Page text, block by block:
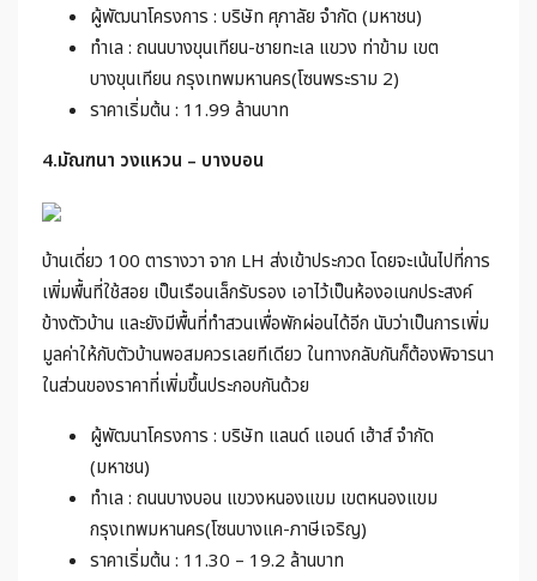
ผู้พัฒนาโครงการ : บริษัท ศุภาลัย จำกัด (มหาชน)
ทำเล : ถนนบางขุนเทียน-ชายทะเล แขวง ท่าข้าม เขต
บางขุนเทียน กรุงเทพมหานคร(โซนพระราม 2)
ราคาเริ่มต้น : 11.99 ล้านบาท
4.มัณฑนา วงแหวน – บางบอน
บ้านเดี่ยว 100 ตารางวา จาก LH ส่งเข้าประกวด โดยจะเน้นไปที่การ
เพิ่มพื้นที่ใช้สอย เป็นเรือนเล็กรับรอง เอาไว้เป็นห้องอเนกประสงค์
ข้างตัวบ้าน และยังมีพื้นที่ทำสวนเพื่อพักผ่อนได้อีก นับว่าเป็นการเพิ่ม
มูลค่าให้กับตัวบ้านพอสมควรเลยทีเดียว ในทางกลับกันก็ต้องพิจารนา
ในส่วนของราคาที่เพิ่มขึ้นประกอบกันด้วย
ผู้พัฒนาโครงการ : บริษัท แลนด์ แอนด์ เฮ้าส์ จำกัด
(มหาชน)
ทำเล : ถนนบางบอน แขวงหนองแขม เขตหนองแขม
กรุงเทพมหานคร(โซนบางแค-ภาษีเจริญ)
ราคาเริ่มต้น : 11.30 – 19.2 ล้านบาท